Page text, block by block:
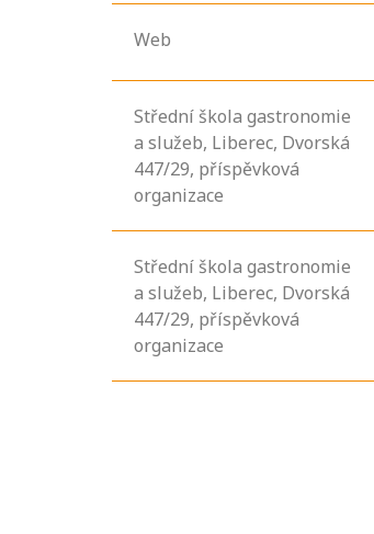
Web
Střední škola gastronomie
a služeb, Liberec, Dvorská
447/29, příspěvková
organizace
Střední škola gastronomie
a služeb, Liberec, Dvorská
447/29, příspěvková
organizace